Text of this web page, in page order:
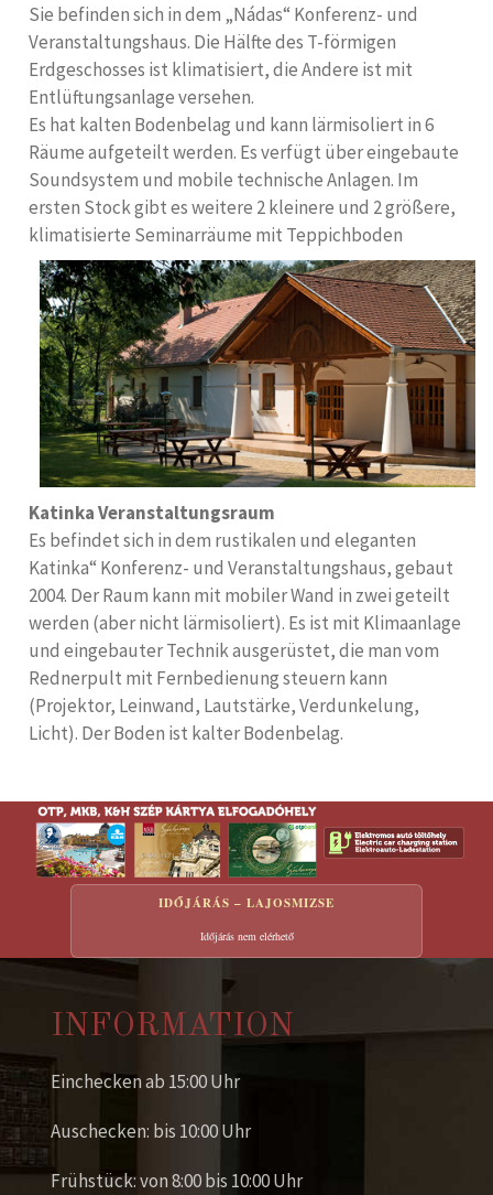
Sie befinden sich in dem „Nádas“ Konferenz- und
Veranstaltungshaus. Die Hälfte des T-förmigen
Erdgeschosses ist klimatisiert, die Andere ist mit
Entlüftungsanlage versehen.
Es hat kalten Bodenbelag und kann lärmisoliert in 6
Räume aufgeteilt werden. Es verfügt über eingebaute
Soundsystem und mobile technische Anlagen. Im
ersten Stock gibt es weitere 2 kleinere und 2 größere,
klimatisierte Seminarräume mit Teppichboden
Katinka Veranstaltungsraum
Es befindet sich in dem rustikalen und eleganten
Katinka“ Konferenz- und Veranstaltungshaus, gebaut
2004. Der Raum kann mit mobiler Wand in zwei geteilt
werden (aber nicht lärmisoliert). Es ist mit Klimaanlage
und eingebauter Technik ausgerüstet, die man vom
Rednerpult mit Fernbedienung steuern kann
(Projektor, Leinwand, Lautstärke, Verdunkelung,
Licht). Der Boden ist kalter Bodenbelag.
IDŐJÁRÁS – LAJOSMIZSE
Időjárás nem elérhető
INFORMATION
Einchecken ab 15:00 Uhr
Auschecken: bis 10:00 Uhr
Frühstück: von 8:00 bis 10:00 Uhr